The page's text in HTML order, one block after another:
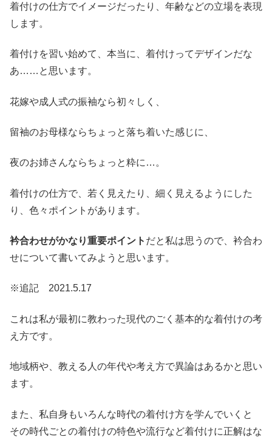
着付けの仕方でイメージだったり、年齢などの立場を表現
します。
着付けを習い始めて、本当に、着付けってデザインだな
あ……と思います。
花嫁や成人式の振袖なら初々しく、
留袖のお母様ならちょっと落ち着いた感じに、
夜のお姉さんならちょっと粋に…。
着付けの仕方で、若く見えたり、細く見えるようにした
り、色々ポイントがあります。
衿合わせがかなり重要ポイント だと私は思うので、衿合わ
せについて書いてみようと思います。
※追記 2021.5.17
これは私が最初に教わった現代のごく基本的な着付けの考
え方です。
地域柄や、教える人の年代や考え方で異論はあるかと思い
ます。
また、私自身もいろんな時代の着付け方を学んでいくと
その時代ごとの着付けの特色や流行など着付けに正解はな